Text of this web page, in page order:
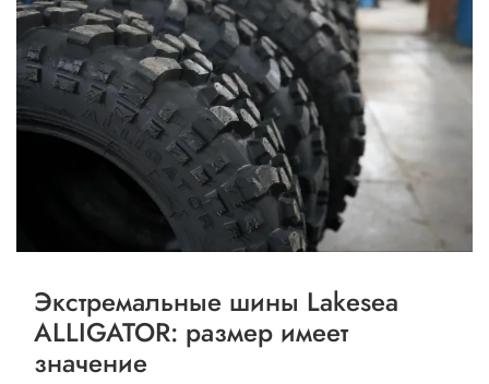
Экстремальные шины Lakesea
ALLIGATOR: размер имеет
значение